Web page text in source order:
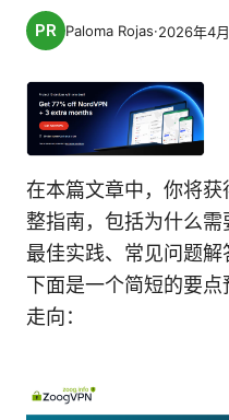
Paloma Rojas·2026年4
在本篇文章中，你将获
整指南，包括为什么
最佳实践、常见问题解
下面是一个简短的要
走向：